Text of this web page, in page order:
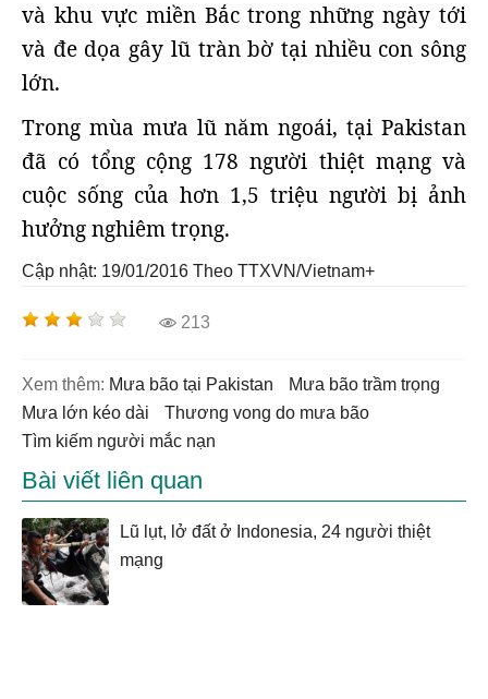
và khu vực miền Bắc trong những ngày tới
và đe dọa gây lũ tràn bờ tại nhiều con sông
lớn.
Trong mùa mưa lũ năm ngoái, tại Pakistan
đã có tổng cộng 178 người thiệt mạng và
cuộc sống của hơn 1,5 triệu người bị ảnh
hưởng nghiêm trọng.
Cập nhật: 19/01/2016 Theo TTXVN/Vietnam+
213
Xem thêm: Mưa bão tại Pakistan
mưa bão trầm trọng
mưa lớn kéo dài
thương vong do mưa bão
tìm kiếm người mắc nạn
Bài viết liên quan
Lũ lụt, lở đất ở Indonesia, 24 người thiệt
mạng